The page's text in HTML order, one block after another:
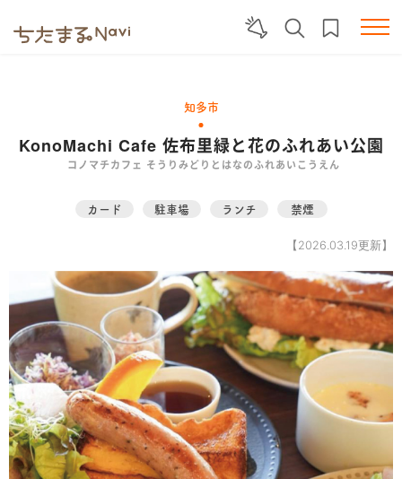
知多市
KonoMachi Cafe 佐布里緑と花のふれあい公園
コノマチカフェ そうりみどりとはなのふれあいこうえん
カード 駐車場 ランチ 禁煙
【2026.03.19更新】